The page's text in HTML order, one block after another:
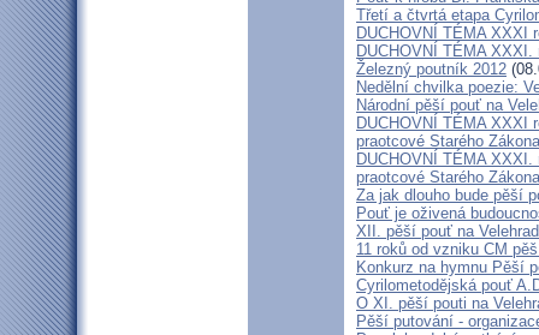
Třetí a čtvrtá etapa
DUCHOVNÍ TÉMA XXXI
DUCHOVNÍ TÉMA
Železný poutník 2012
Nedělní chvilka poezie:
Národní pěší pouť na
DUCHOVNÍ TÉMA XXXI
praotcové Starého Zákona
DUCHOVNÍ TÉMA
praotcové Starého Zákona
Za jak dlouho bude pěší
Pouť je oživená
XII. pěší pouť na
11 roků od vzniku CM
Konkurz na hymnu Pěší
Cyrilometodějská pouť
O XI. pěší pouti na
Pěší putování -